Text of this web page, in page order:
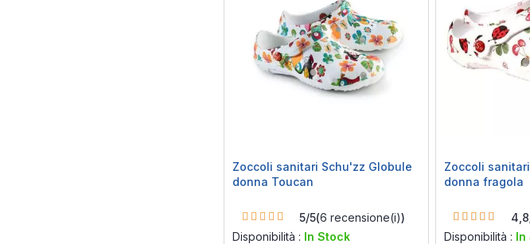
Zoccoli sanitari Schu'zz Globule
donna Toucan
Rating:
5/5(6 recensione(i))
Disponibilità : In Stock
Zoccoli
donna fragola
Rating:
Disponibilità : In